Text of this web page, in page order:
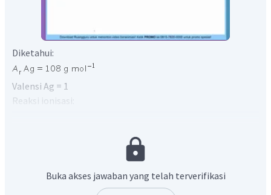
Diketahui:
Valensi Ag = 1
Reaksi ionisasi:
Buka akses jawaban yang telah terverifikasi